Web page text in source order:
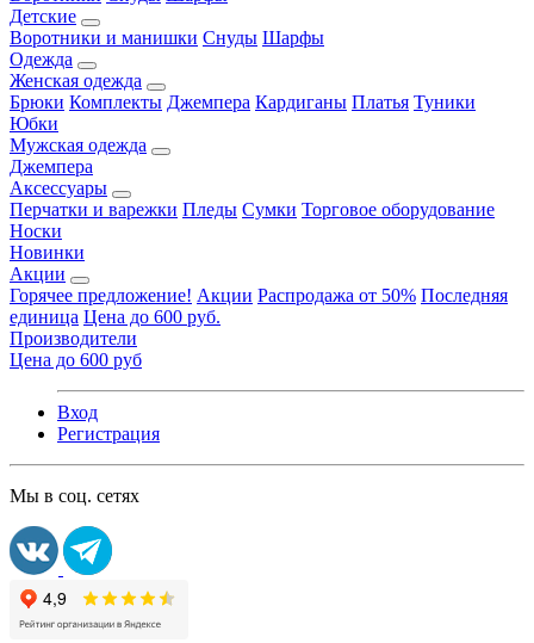
Детские
Воротники и манишки Снуды Шарфы
Одежда
Женская одежда
Брюки Комплекты Джемпера Кардиганы Платья Туники
Юбки
Мужская одежда
Джемпера
Аксессуары
Перчатки и варежки Пледы Сумки Торговое оборудование
Носки
Новинки
Акции
Горячее предложение! Акции Распродажа от 50% Последняя
единица Цена до 600 руб.
Производители
Цена до 600 руб
Вход
Регистрация
Мы в соц. сетях